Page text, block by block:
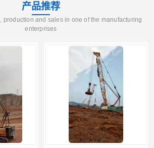
产品推荐
production and sales in one of the manufacturing
enterprises